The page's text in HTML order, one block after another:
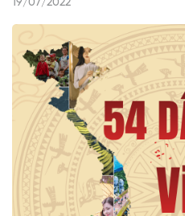
19/07/2022